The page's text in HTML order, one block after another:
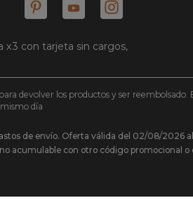
x3 con tarjeta sin cargos,
devolver los productos y ser
mismo día
de envío. Oferta válida del 02/08/
acumulable con otro código promocional